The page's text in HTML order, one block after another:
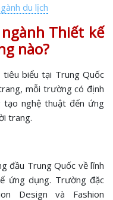
du lịch
Thiết kế
nào?
biểu tại Trung Quốc
mỗi trường có định
tạo nghệ thuật đến ứng
trang.
đầu Trung Quốc về lĩnh
ứng dụng. Trường đặc
Design và Fashion